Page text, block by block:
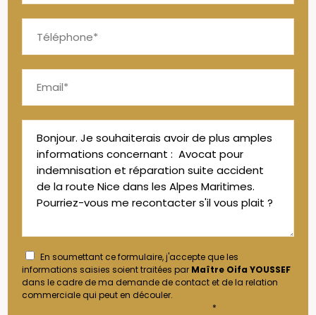
En soumettant ce formulaire, j'accepte que les
informations saisies soient traitées par Maître Oifa YOUSSEF
dans le cadre de ma demande de contact et de la relation
commerciale qui peut en découler.
*